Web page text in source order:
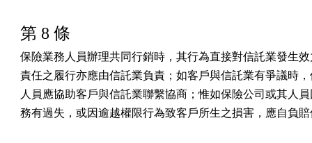
第 8 條
保險業務人員辦理共同行銷時，其行為直接對信託業發生
責任之履行亦應由信託業負責；如客戶與信託業有爭議時
人員應協助客戶與信託業聯繫協商；惟如保險公司或其人
務有過失，或因逾越權限行為致客戶所生之損害，應自負